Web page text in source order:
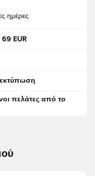
ημέρες
EUR
πελάτες από το